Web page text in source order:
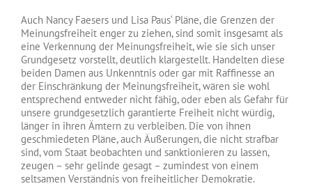
Auch Nancy Faesers und Lisa Paus‘ Pläne, die Grenzen der
Meinungsfreiheit enger zu ziehen, sind somit insgesamt als
eine Verkennung der Meinungsfreiheit, wie sie sich unser
Grundgesetz vorstellt, deutlich klargestellt. Handelten diese
beiden Damen aus Unkenntnis oder gar mit Raffinesse an
der Einschränkung der Meinungsfreiheit, wären sie wohl
entsprechend entweder nicht fähig, oder eben als Gefahr für
unsere grundgesetzlich garantierte Freiheit nicht würdig,
länger in ihren Ämtern zu verbleiben. Die von ihnen
geschmiedeten Pläne, auch Äußerungen, die nicht strafbar
sind, vom Staat beobachten und sanktionieren zu lassen,
zeugen – sehr gelinde gesagt – zumindest von einem
seltsamen Verständnis von freiheitlicher Demokratie.